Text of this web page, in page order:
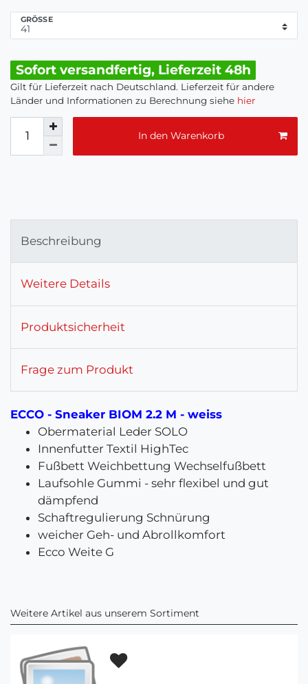
GRÖSSE
Sofort versandfertig, Lieferzeit 48h
Gilt für Lieferzeit nach Deutschland. Lieferzeit für andere
Länder und Informationen zu Berechnung siehe hier
In den Warenkorb
Beschreibung
Weitere Details
Produktsicherheit
Frage zum Produkt
ECCO - Sneaker BIOM 2.2 M - weiss
Obermaterial Leder SOLO
Innenfutter Textil HighTec
Fußbett Weichbettung Wechselfußbett
Laufsohle Gummi - sehr flexibel und gut
dämpfend
Schaftregulierung Schnürung
weicher Geh- und Abrollkomfort
Ecco Weite G
Weitere Artikel aus unserem Sortiment